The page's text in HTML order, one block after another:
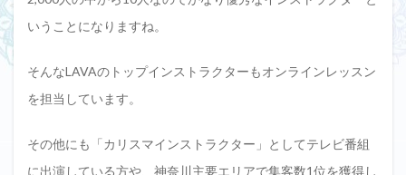
いうことになりますね。
そんなLAVAのトップインストラクターもオンラインレッスン
を担当しています。
その他にも「カリスマインストラクター」としてテレビ番組
に出演している方や、神奈川主要エリアで集客数1位を獲得し